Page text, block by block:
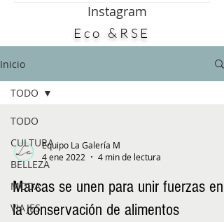
en México, revela una nueva dimensión de
este producto: su potencial aporte a la
búsqueda de alternativas para enfrentar
Instagram
Eco &RSE
Inicio
TODO
CULTURA
BELLEZA
MODA
VIAJES
TODO
Equipo La Galería M
4 ene 2022
4 min de lectura
Marcas se unen para unir fuerzas en
la conservación de alimentos